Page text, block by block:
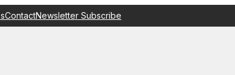
ContactNewsletter Subscribe